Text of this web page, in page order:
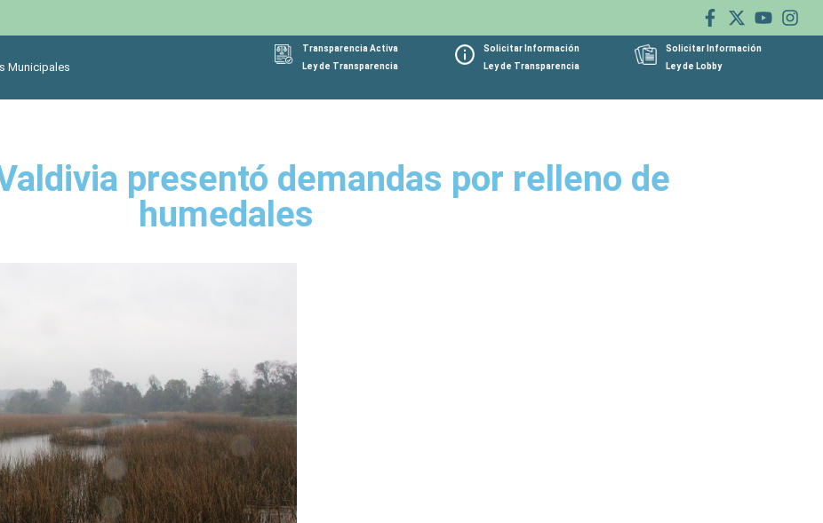
Municipales
Transparencia Activa
Ley de Transparencia
Solicitar Información
Ley de Transparencia
Solicitar Información
Ley de Lobby
presentó demandas por relleno de
humedales